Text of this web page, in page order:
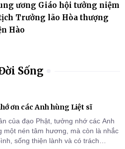
ương Giáo hội tưởng niệm
Trưởng lão Hòa thượng
Hào
Sống
ơn các Anh hùng Liệt sĩ
của đạo Phật, tưởng nhớ các Anh
một nén tâm hương, mà còn là nhắc
sống thiện lành và có trách